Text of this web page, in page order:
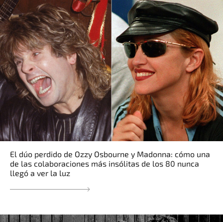
El dúo perdido de Ozzy Osbourne y Madonna: cómo una
de las colaboraciones más insólitas de los 80 nunca
llegó a ver la luz